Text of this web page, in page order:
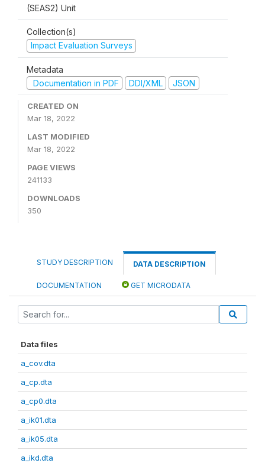
(SEAS2) Unit
Collection(s)
Impact Evaluation Surveys
Metadata
Documentation in PDF
DDI/XML JSON
CREATED ON
Mar 18, 2022
LAST MODIFIED
Mar 18, 2022
PAGE VIEWS
241133
DOWNLOADS
350
STUDY DESCRIPTION DATA DESCRIPTION
DOCUMENTATION GET MICRODATA
Data files
a_cov.dta
a_cp.dta
a_cp0.dta
a_ik01.dta
a_ik05.dta
a_ikd.dta